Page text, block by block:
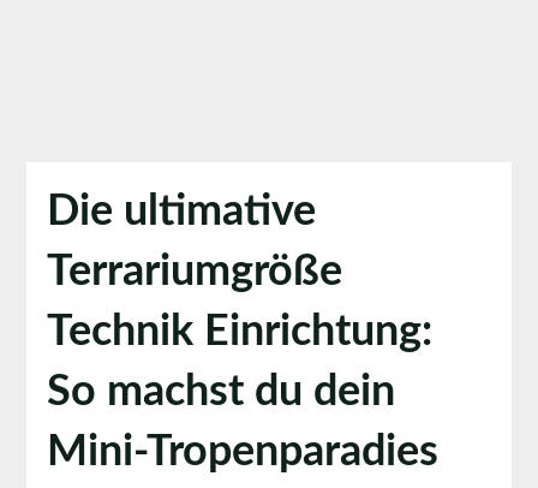
Die ultimative
Terrariumgröße
Technik Einrichtung:
So machst du dein
Mini-Tropenparadies